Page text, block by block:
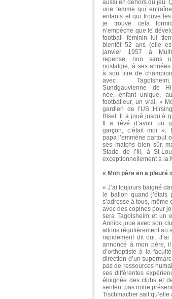
aussi en dehors du jeu.
une femme qui
enfants et qui trouve
je trouve cela
n’empêche que le
football féminin lui
bientôt 52 ans (elle
janvier 1957 à
repense, non sans
nostalgie, à ses
à son titre de
avec
Sundgauvienne de
née, enfant unique,
footballeur, un vrai. «
gardien de l’US
Bisel. Il a joué jusqu’à
Il a rêvé d’avoir un
garçon, c’était moi ».
papa l’emmène partout
ses matchs bien sûr,
Stade de l’Ill, à St-
exceptionnellement à la
« Mon père en a pleuré »
« J’ai toujours baigné
le ballon quand
s’adresse à tous,
avec des copines pour
sera Tagolsheim et un
Annick joue avec son
allons régulièrement au
rapidement dit oui.
annoncé à mon père,
d’orthoptiste à la
direction d’un
pas de ressources
ses différentes
éloignée des clubs et
sentent pas notre
Tischmacher sait